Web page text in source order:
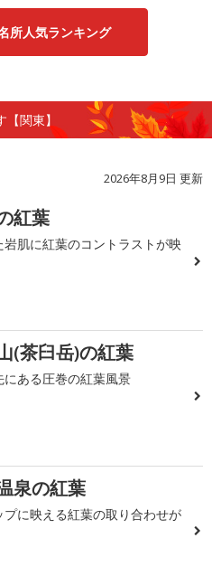
所人気ランキング
関東】
2026年8月9日 更新
紅葉
岩肌に紅葉のコントラストが映
(茶臼岳)の紅葉
にある圧巻の紅葉風景
泉の紅葉
プに映える紅葉の取り合わせが